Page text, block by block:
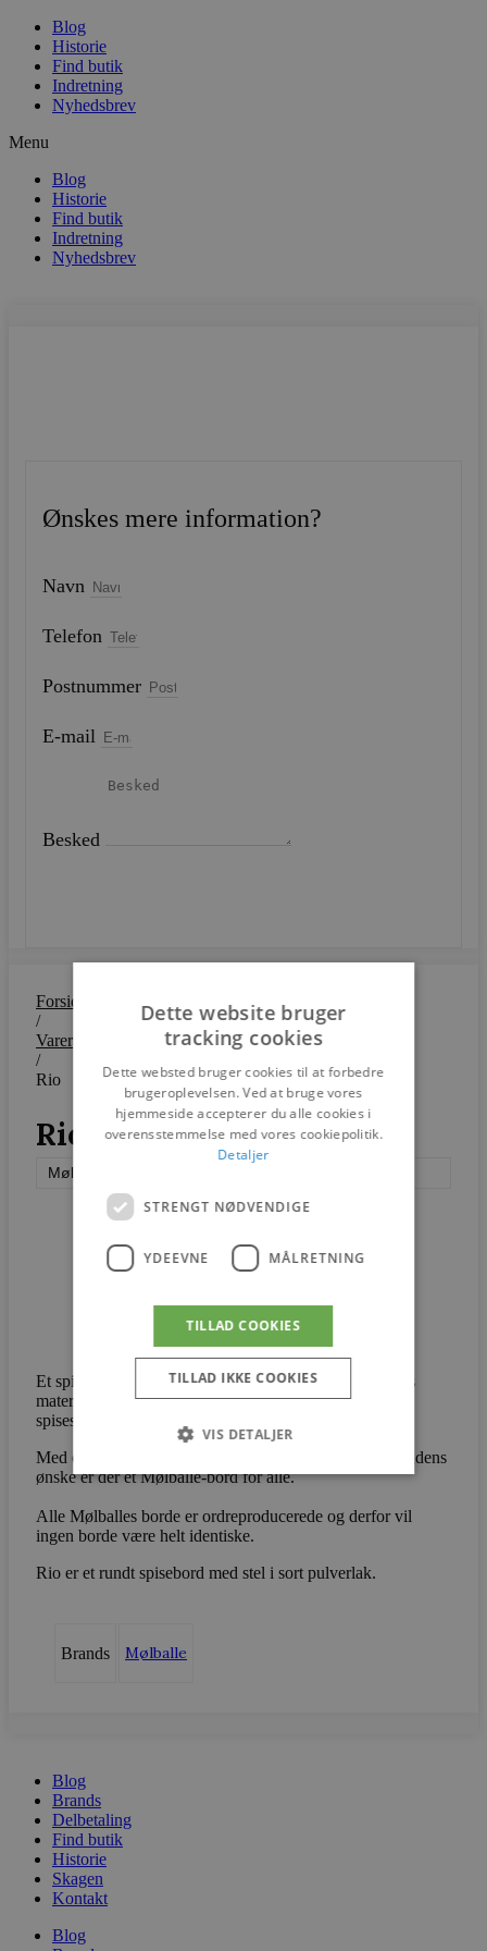
Blog
Historie
Find butik
Indretning
Nyhedsbrev
Menu
Blog
Historie
Find butik
Indretning
Nyhedsbrev
Ønskes mere information?
Navn
Telefon
Postnummer
E-mail
Besked
Forside
/
Varer
/
Rio
Rio
Mølballe
Et spisebord
fra Mølballe A/S kan fremhæve køkkenets
materialevalg samt komplimentere alrummets eller
spisestuens udtryk.
Med et væld af materialer der kan kombineres efter kundens
ønske er der et Mølballe-bord for alle.
Alle Mølballes borde er ordreproducerede og derfor vil
ingen borde være helt identiske.
Rio er et rundt spisebord med stel i sort pulverlak.
Brands Mølballe
Blog
Brands
Delbetaling
Find butik
Historie
Skagen
Kontakt
Blog
Dette website bruger
tracking cookies
Dette websted bruger cookies til at forbedre
brugeroplevelsen. Ved at bruge vores
hjemmeside accepterer du alle cookies i
overensstemmelse med vores cookiepolitik.
Detaljer
STRENGT NØDVENDIGE
YDEEVNE MÅLRETNING
TILLAD COOKIES
TILLAD IKKE COOKIES
VIS DETALJER
Strengt nødvendige
Ydeevne